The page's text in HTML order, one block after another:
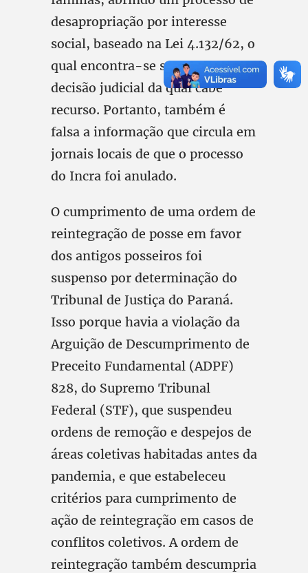
desapropriação por interesse
social, baseado na Lei 4.132/62, o
qual encontra-se suspenso por
decisão judicial da qual cabe
recurso. Portanto, também é
falsa a informação que circula em
jornais locais de que o processo
do Incra foi anulado.
O cumprimento de uma ordem de
reintegração de posse em favor
dos antigos posseiros foi
suspenso por determinação do
Tribunal de Justiça do Paraná.
Isso porque havia a violação da
Arguição de Descumprimento de
Preceito Fundamental (ADPF)
828, do Supremo Tribunal
Federal (STF), que suspendeu
ordens de remoção e despejos de
áreas coletivas habitadas antes da
pandemia, e que estabeleceu
critérios para cumprimento de
ação de reintegração em casos de
conflitos coletivos. A ordem de
reintegração também descumpria